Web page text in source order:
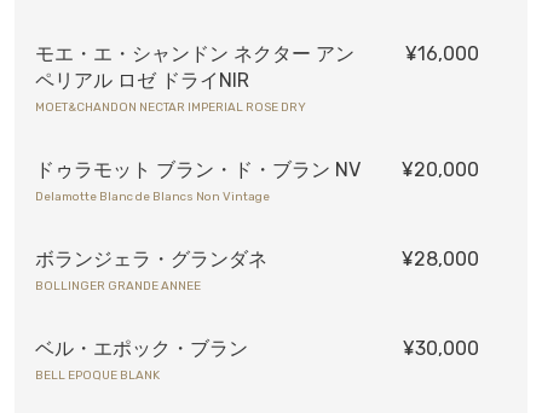
モエ・エ・シャンドン ネクター アン
ペリアル ロゼ ドライNIR
¥16,000
MOET&CHANDON NECTAR IMPERIAL ROSE DRY
ドゥラモット ブラン・ド・ブラン NV ¥20,000
Delamotte Blanc de Blancs Non Vintage
ボランジェラ・グランダネ ¥28,000
BOLLINGER GRANDE ANNEE
ベル・エポック・ブラン ¥30,000
BELL EPOQUE BLANK